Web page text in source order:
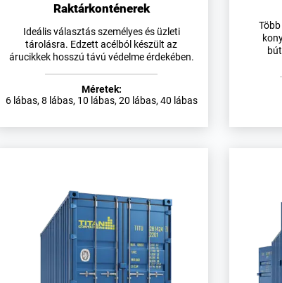
Raktárkonténerek
Ideális választás személyes és üzleti
tárolásra. Edzett acélból készült az
árucikkek hosszú távú védelme érdekében.
Méretek:
6 lábas, 8 lábas, 10 lábas, 20 lábas, 40 lábas